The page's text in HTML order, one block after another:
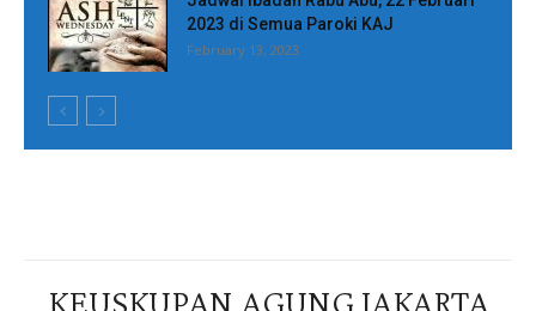
2023 di Semua Paroki KAJ
February 13, 2023
KEUSKUPAN AGUNG JAKARTA